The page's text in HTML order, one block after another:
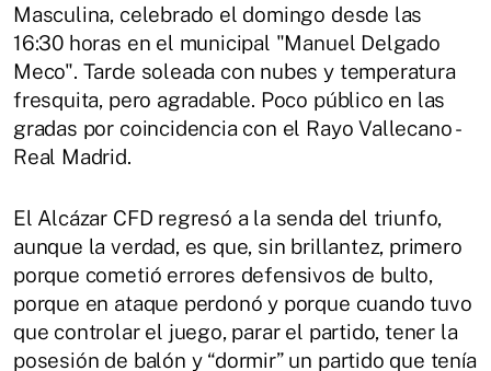
Masculina, celebrado el domingo desde las
16:30 horas en el municipal "Manuel Delgado
Meco". Tarde soleada con nubes y temperatura
fresquita, pero agradable. Poco público en las
gradas por coincidencia con el Rayo Vallecano -
Real Madrid.
El Alcázar CFD regresó a la senda del triunfo,
aunque la verdad, es que, sin brillantez, primero
porque cometió errores defensivos de bulto,
porque en ataque perdonó y porque cuando tuvo
que controlar el juego, parar el partido, tener la
posesión de balón y “dormir” un partido que tenía